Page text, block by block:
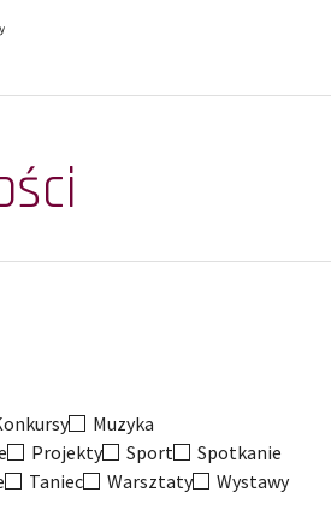
Muzyka
Projekty Sport
Spotkanie
Taniec Warsztaty
Wystawy